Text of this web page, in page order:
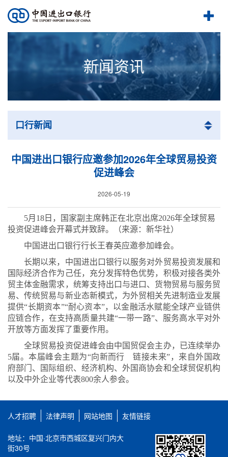
新闻资讯
口行新闻
中国进出口银行应邀参加2026年全球贸易投资
促进峰会
2026-05-19
5月 18 日，国家副主席韩正在北京出席2026年全球贸易
投资促进峰会开幕式并致辞。（来源：新华社）
中国进出口银行行长王春英应邀参加峰会。
长期以来，中国进出口银行以服务对外贸易投资发展和
国际经济合作为己任，充分发挥特色优势，积极对接各类外
贸主体金融需求，统筹支持出口与进口、货物贸易与服务贸
易、传统贸易与新业态新模式，为外贸相关先进制造业发展
提供“长期资本”“耐心资本”，以金融活水赋能全球产业链供
应链合作，在支持高质量共建“一带一路”、服务高水平对外
开放等方面发挥了重要作用。
全球贸易投资促进峰会由中国贸促会主办，已连续举办
5届。本届峰会主题为“向新而行 链接未来”，来自外国政
府部门、国际组织、经济机构、外国商协会和全球贸促机构
以及中外企业等代表800余人参会。
人才招聘 法律声明 网站地图 友情链接
地址：中国·北京市西城区复兴门内大
街30号